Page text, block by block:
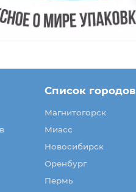
Список городов
Магнитогорск
Миасс
Новосибирск
Оренбург
Пермь